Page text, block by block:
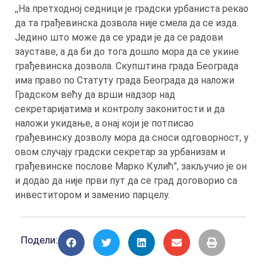
,,На претходној седници је градски урбаниста рекао
да та грађевинска дозвола није смела да се изда.
Једино што може да се уради је да се радови
зауставе, а да би до тога дошло мора да се укине
грађевинска дозвола. Скупштина града Београда
има право по Статуту града Београда да наложи
Градском већу да врши надзор над
секретаријатима и контролу законитости и да
наложи укидање, а онај који је потписао
грађевинску дозволу мора да сноси одговорност, у
овом случају градски секретар за урбанизам и
грађевинске послове Марко Кулић”, закључио је он
и додао да није први пут да се град договорио са
инвеститором и заменио парцелу.
Подели: